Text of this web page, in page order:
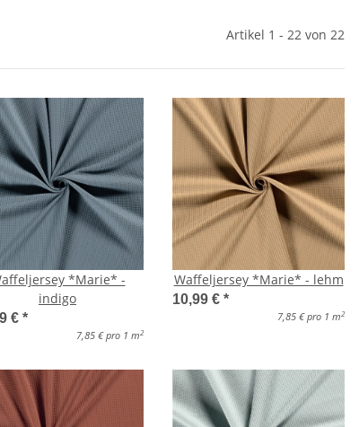
Artikel 1 - 22 von 22
*Marie* -
indigo
€ *
7,85 € pro 1 m2
Waffeljersey *Marie* - lehm
10,99 € *
7,85 € pro 1 m2